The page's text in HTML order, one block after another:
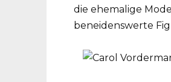
die ehemalige
beneidenswerte